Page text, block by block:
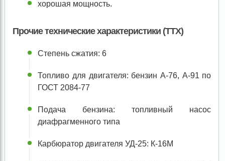
хорошая мощность.
Прочие технические характеристики (ТТХ)
Степень сжатия: 6
Топливо для двигателя: бензин А-76, А-91 по
ГОСТ 2084-77
Подача бензина: топливный насос
диафрагменного типа
Карбюратор двигателя УД-25: К-16М